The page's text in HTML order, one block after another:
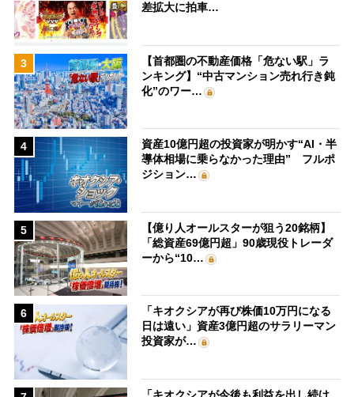
差拡大に拍車…
3
【首都圏の不動産価格「危ない駅」ラ
ンキング】“中古マンション売れ行き鈍
化”のワー…
4
資産10億円超の投資家が明かす“AI・半
導体相場に乗らなかった理由” フルポ
ジション…
5
【億り人オールスターが狙う20銘柄】
「総資産69億円超」90歳現役トレーダ
ーから“10…
6
「キオクシアが再び株価10万円になる
日は遠い」資産3億円超のサラリーマン
投資家が…